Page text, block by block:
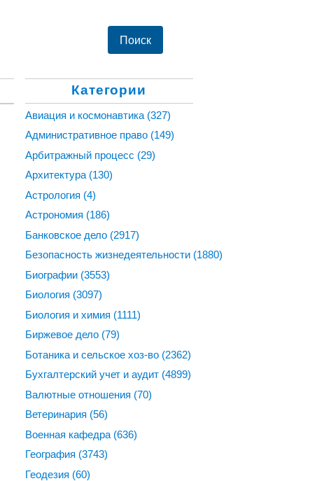
Категории
Авиация и космонавтика (327)
Административное право (149)
Арбитражный процесс (29)
Архитектура (130)
Астрология (4)
Астрономия (186)
Банковское дело (2917)
Безопасность жизнедеятельности (1880)
Биографии (3553)
Биология (3097)
Биология и химия (1111)
Биржевое дело (79)
Ботаника и сельское хоз-во (2362)
Бухгалтерский учет и аудит (4899)
Валютные отношения (70)
Ветеринария (56)
Военная кафедра (636)
География (3743)
Геодезия (60)